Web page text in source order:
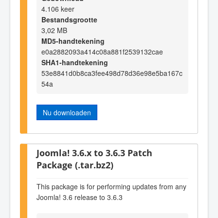
4.106 keer
Bestandsgrootte
3,02 MB
MD5-handtekening
e0a2882093a414c08a881f2539132cae
SHA1-handtekening
53e8841d0b8ca3fee498d78d36e98e5ba167c
54a
Nu downloaden
Joomla! 3.6.x to 3.6.3 Patch
Package (.tar.bz2)
This package is for performing updates from any
Joomla! 3.6 release to 3.6.3